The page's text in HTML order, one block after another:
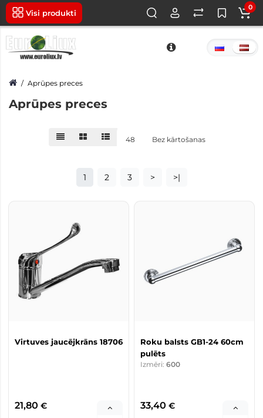
Visi produkti
0
Aprūpes preces
Aprūpes preces
48 Bez kārtošanas
1 2 3 > >|
Virtuves jaucējkrāns 18706
21,80 €
Roku balsts GB1-24 60cm
pulēts
Izmēri: 600
33,40 €